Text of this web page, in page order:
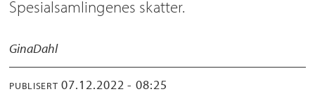
Spesialsamlingenes skatter.
GinaDahl
PUBLISERT 07.12.2022 - 08:25